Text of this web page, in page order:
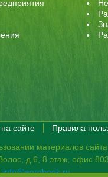
сайте Правила
материалов
д.6, 8 этаж, офис 803
info@agrobook.ru